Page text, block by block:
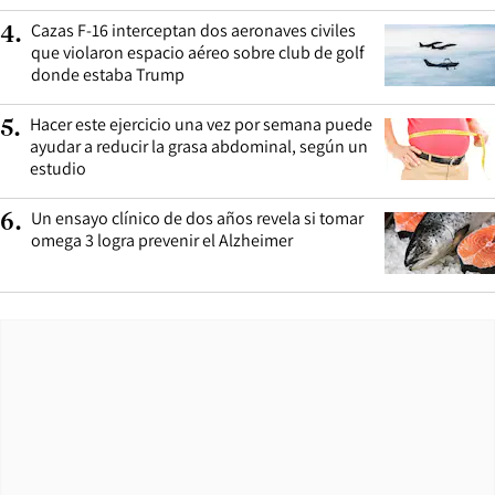
4. Cazas F-16 interceptan dos aeronaves civiles
que violaron espacio aéreo sobre club de golf
donde estaba Trump
5. Hacer este ejercicio una vez por semana puede
ayudar a reducir la grasa abdominal, según un
estudio
6. Un ensayo clínico de dos años revela si tomar
omega 3 logra prevenir el Alzheimer